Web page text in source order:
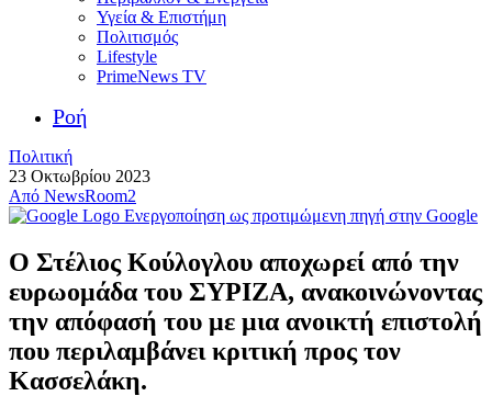
Υγεία & Επιστήμη
Πολιτισμός
Lifestyle
PrimeNews TV
Ροή
Πολιτική
23 Οκτωβρίου 2023
Από NewsRoom2
Ενεργοποίηση ως προτιμώμενη πηγή στην Google
Ο Στέλιος Κούλογλου αποχωρεί από την
ευρωομάδα του ΣΥΡΙΖΑ, ανακοινώνοντας
την απόφασή του με μια ανοικτή επιστολή
που περιλαμβάνει κριτική προς τον
Κασσελάκη.